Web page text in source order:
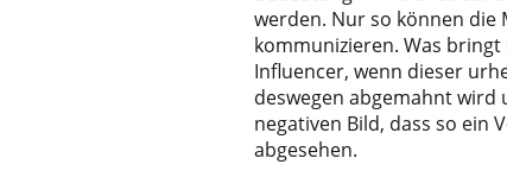
werden. Nur so können
kommunizieren. Was
Influencer, wenn dieser
deswegen abgemahnt wird
negativen Bild, dass so ein
abgesehen.